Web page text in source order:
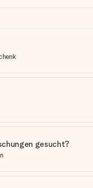
gesucht?